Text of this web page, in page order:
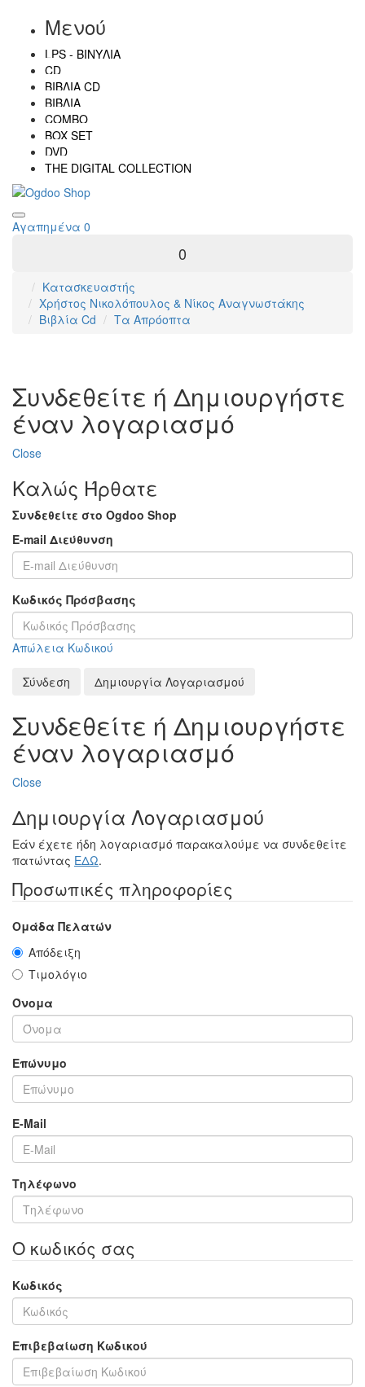
Μενού
LPS - ΒΙΝΎΛΙΑ
CD
ΒΙΒΛΊΑ CD
ΒΙΒΛΊΑ
COMBO
BOX SET
DVD
THE DIGITAL COLLECTION
Αγαπημένα 0
0
Κατασκευαστής
Χρήστος Νικολόπουλος & Νίκος Αναγνωστάκης
Βιβλία Cd
Τα Απρόοπτα
Συνδεθείτε ή Δημιουργήστε
έναν λογαριασμό
Close
Καλώς Ήρθατε
Συνδεθείτε στο Ogdoo Shop
E-mail Διεύθυνση
Κωδικός Πρόσβασης
Απώλεια Κωδικού
Σύνδεση Δημιουργία Λογαριασμού
Συνδεθείτε ή Δημιουργήστε
έναν λογαριασμό
Close
Δημιουργία Λογαριασμού
Εάν έχετε ήδη λογαριασμό παρακαλούμε να συνδεθείτε
πατώντας ΕΔΩ.
Προσωπικές πληροφορίες
Ομάδα Πελατών
Απόδειξη
Τιμολόγιο
Όνομα
Επώνυμο
E-Mail
Τηλέφωνο
Ο κωδικός σας
Κωδικός
Επιβεβαίωση Κωδικού